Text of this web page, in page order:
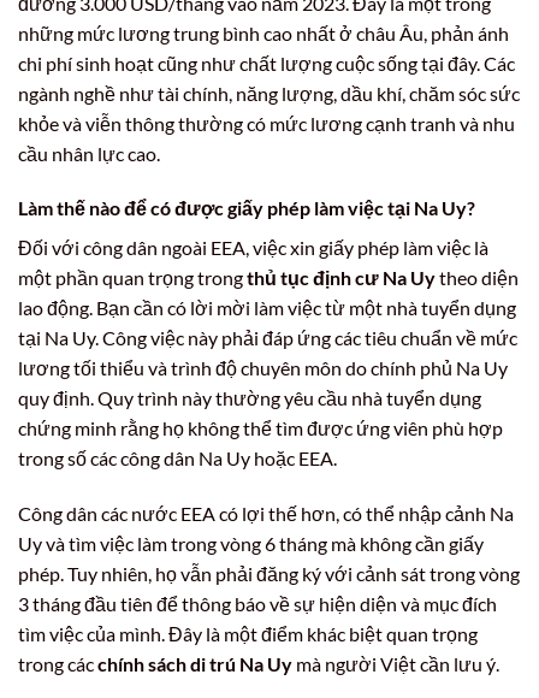
những mức lương trung bình cao nhất ở châu Âu, phản ánh
chi phí sinh hoạt cũng như chất lượng cuộc sống tại đây. Các
ngành nghề như tài chính, năng lượng, dầu khí, chăm sóc sức
khỏe và viễn thông thường có mức lương cạnh tranh và nhu
cầu nhân lực cao.
Làm thế nào để có được giấy phép làm việc tại Na Uy?
Đối với công dân ngoài EEA, việc xin giấy phép làm việc là
một phần quan trọng trongthủ tục định cư Na Uytheo diện
lao động. Bạn cần có lời mời làm việc từ một nhà tuyển dụng
tại Na Uy. Công việc này phải đáp ứng các tiêu chuẩn về mức
lương tối thiểu và trình độ chuyên môn do chính phủ Na Uy
quy định. Quy trình này thường yêu cầu nhà tuyển dụng
chứng minh rằng họ không thể tìm được ứng viên phù hợp
trong số các công dân Na Uy hoặc EEA.
Công dân các nước EEA có lợi thế hơn, có thể nhập cảnh Na
Uy và tìm việc làm trong vòng 6 tháng mà không cần giấy
phép. Tuy nhiên, họ vẫn phải đăng ký với cảnh sát trong vòng
3 tháng đầu tiên để thông báo về sự hiện diện và mục đích
tìm việc của mình. Đây là một điểm khác biệt quan trọng
trong cácchính sách di trú Na Uy mà người Việt cần lưu ý.